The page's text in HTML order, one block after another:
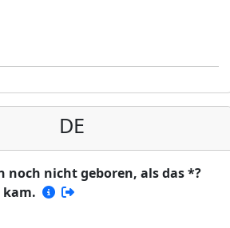
DE
noch nicht geboren, als das *?
kam.